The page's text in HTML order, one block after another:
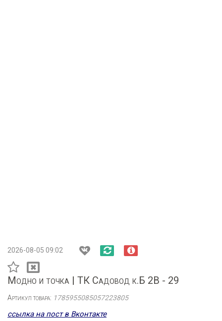
2026-08-05 09:02
Модно и точка | ТК Садовод к.Б 2В - 29
Артикул товара: 1785955085057223805
ссылка на пост в Вконтакте